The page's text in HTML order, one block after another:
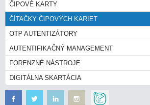
ČIPOVÉ KARTY
ČÍTAČKY ČIPOVÝCH KARIET
OTP AUTENTIZÁTORY
AUTENTIFIKAČNÝ MANAGEMENT
FORENZNÉ NÁSTROJE
DIGITÁLNA SKARTÁCIA